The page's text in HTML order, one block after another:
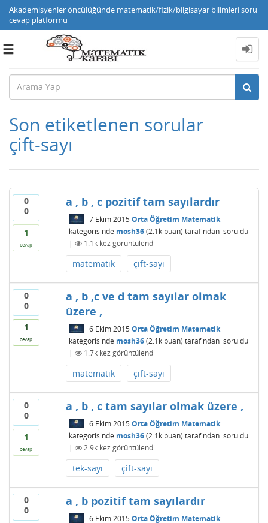
Akademisyenler öncülüğünde matematik/fizik/bilgisayar bilimleri soru
cevap platformu
Toggle
Son etiketlenen sorular
çift-sayı
0
0
1
cevap
a , b , c pozitif tam sayılardır
7 Ekim 2015 Orta Öğretim Matematik
kategorisinde mosh36 (2.1kpuan) tarafından soruldu
|
1.1kkez görüntülendi
matematik çift-sayı
0
0
1
cevap
a , b ,c ve d tam sayılar olmak
üzere ,
6 Ekim 2015 Orta Öğretim Matematik
kategorisinde mosh36 (2.1kpuan) tarafından soruldu
|
1.7kkez görüntülendi
matematik çift-sayı
0
0
1
cevap
a , b , c tam sayılar olmak üzere ,
6 Ekim 2015 Orta Öğretim Matematik
kategorisinde mosh36 (2.1kpuan) tarafından soruldu
|
2.9kkez görüntülendi
tek-sayı çift-sayı
0
0
a , b pozitif tam sayılardır
6 Ekim 2015 Orta Öğretim Matematik